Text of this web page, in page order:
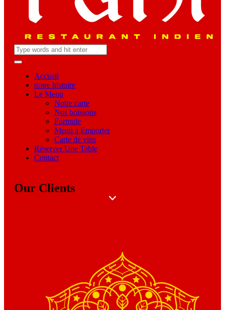
Accueil
notre histoire
Le Menu
Notre carte
Nos boissons
Formule
Menu a Emporter
Carte de vins
Réserver Une Table
Contact
Our Clients